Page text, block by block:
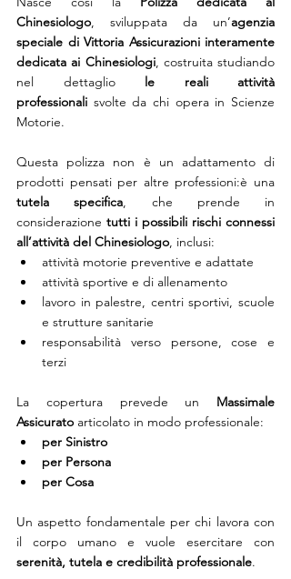
Chinesiologo, sviluppata da un’agenzia
speciale di Vittoria Assicurazioni interamente
dedicata ai Chinesiologi, costruita studiando
nel dettaglio le reali attività
professionali svolte da chi opera in Scienze
Motorie.
Questa polizza non è un adattamento di
tutela specifica, che prende in
considerazione tutti i possibili rischi connessi
all’attività del Chinesiologo, inclusi:
attività motorie preventive e adattate
attività sportive e di allenamento
lavoro in palestre, centri sportivi, scuole
e strutture sanitarie
responsabilità verso persone, cose e
terzi
La copertura prevede un Massimale
Assicurato articolato in modo professionale:
per Sinistro
per Persona
per Cosa
Un aspetto fondamentale per chi lavora con
serenità, tutela e credibilità professionale.